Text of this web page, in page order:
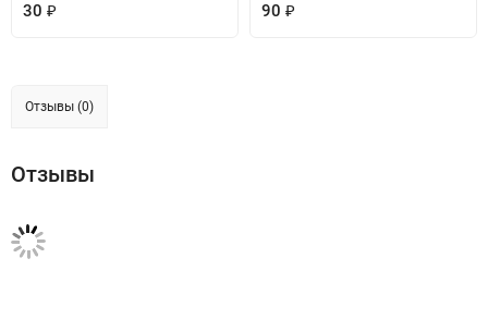
30 ₽ 90 ₽
Отзывы (0)
Отзывы